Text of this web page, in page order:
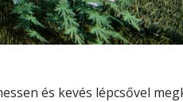
és kevés lépcsővel